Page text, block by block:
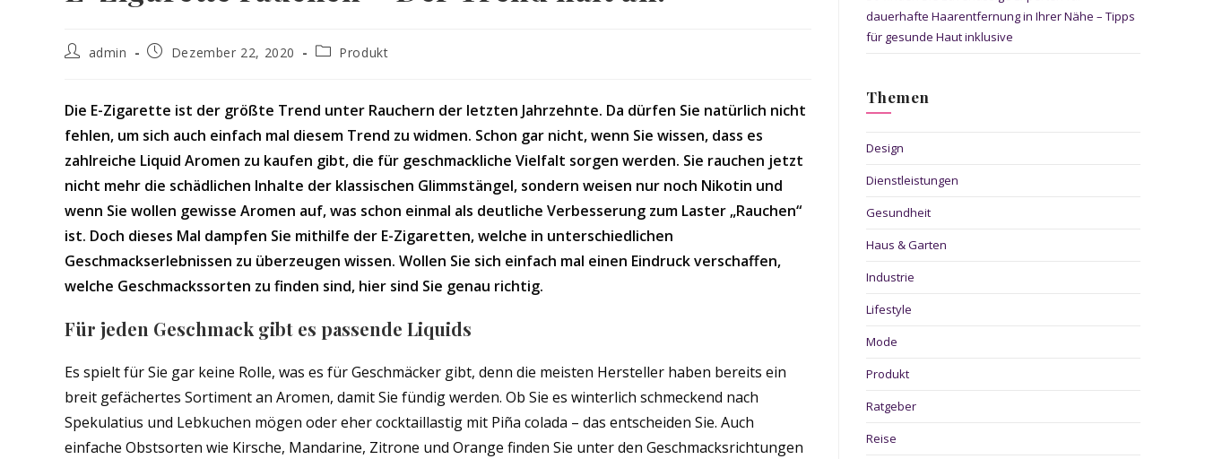
Beitrags-
admin
BeitragDezember 22, 2020
Beitrags-
Produkt
Die E-Zigarette ist der größte Trend unter Rauchern der letzten Jahrzehnte. Da dürfen Sie natürlich nicht
fehlen, um sich auch einfach mal diesem Trend zu widmen. Schon gar nicht, wenn Sie wissen, dass es
zahlreiche Liquid Aromen zu kaufen gibt, die für geschmackliche Vielfalt sorgen werden. Sie rauchen jetzt
nicht mehr die schädlichen Inhalte der klassischen Glimmstängel, sondern weisen nur noch Nikotin und
wenn Sie wollen gewisse Aromen auf, was schon einmal als deutliche Verbesserung zum Laster „Rauchen“
ist. Doch dieses Mal dampfen Sie mithilfe der E-Zigaretten, welche in unterschiedlichen
Geschmackserlebnissen zu überzeugen wissen. Wollen Sie sich einfach mal einen Eindruck verschaffen,
welche Geschmackssorten zu finden sind, hier sind Sie genau richtig.
Für jeden Geschmack gibt es passende Liquids
Es spielt für Sie gar keine Rolle, was es für Geschmäcker gibt, denn die meisten Hersteller haben bereits ein
breit gefächertes Sortiment an Aromen, damit Sie fündig werden. Ob Sie es winterlich schmeckend nach
Spekulatius und Lebkuchen mögen oder eher cocktaillastig mit Piña colada – das entscheiden Sie. Auch
einfache Obstsorten wie Kirsche, Mandarine, Zitrone und Orange finden Sie unter den Geschmacksrichtungen
dauerhafte Haarentfernung in Ihrer Nähe – Tipps
für gesunde Haut inklusive
Themen
Design
Dienstleistungen
Gesundheit
Haus & Garten
Industrie
Lifestyle
Mode
Produkt
Ratgeber
Reise